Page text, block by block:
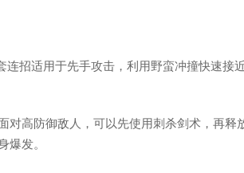
招适用于先手攻击，利用野蛮冲撞快速接
高防御敌人，可以先使用刺杀剑术，再释
爆发。